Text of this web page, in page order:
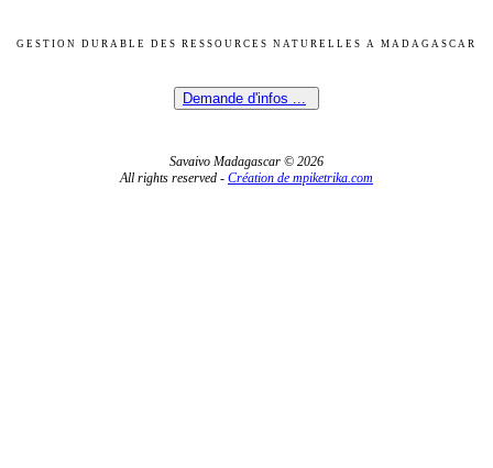
GESTION DURABLE DES RESSOURCES NATURELLES A MADAGASCAR
Demande d'infos ...
Savaivo Madagascar © 2026
All rights reserved - Création de mpiketrika.com